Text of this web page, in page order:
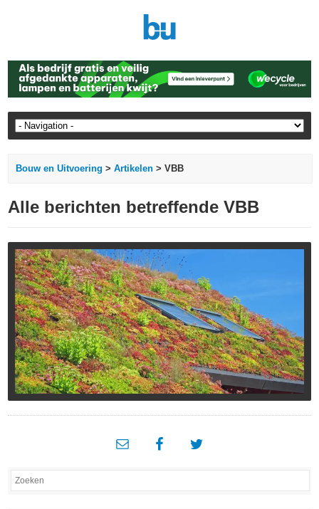
Bouw en Uitvoering >Artikelen > VBB
Alle berichten betreffende VBB